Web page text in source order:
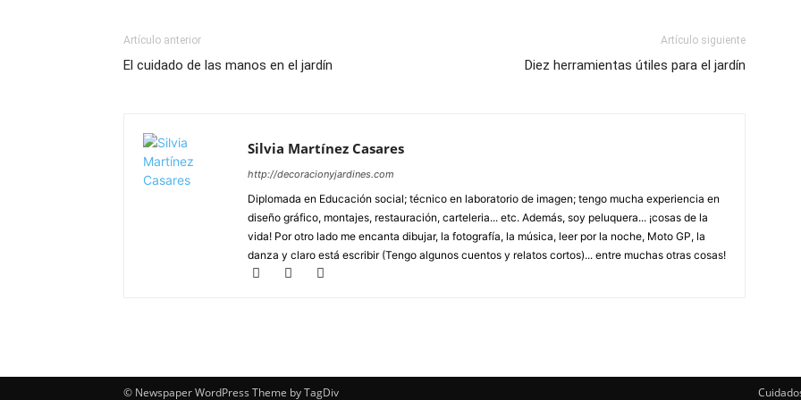
Artículo anterior
El cuidado de las manos en el jardín
Artículo siguiente
Diez herramientas útiles para el jardín
Silvia Martínez Casares
http://decoracionyjardines.com
Diplomada en Educación social; técnico en laboratorio de imagen; tengo mucha experiencia en
diseño gráfico, montajes, restauración, carteleria... etc. Además, soy peluquera... ¡cosas de la
vida! Por otro lado me encanta dibujar, la fotografía, la música, leer por la noche, Moto GP, la
danza y claro está escribir (Tengo algunos cuentos y relatos cortos)... entre muchas otras cosas!
© Newspaper WordPress Theme by TagDiv